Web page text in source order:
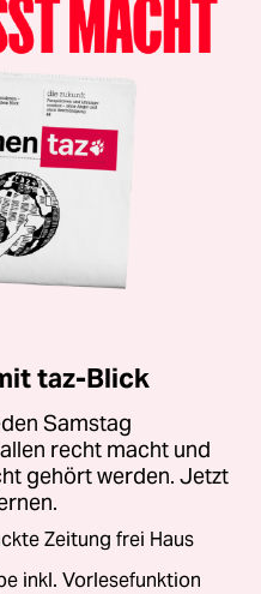
taz-Blick
Samstag
recht macht und
gehört werden. Jetzt
Zeitung frei Haus
inkl. Vorlesefunktion